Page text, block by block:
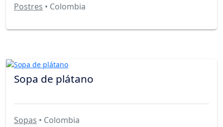
Postres • Colombia
Sopa de plátano
Sopas • Colombia